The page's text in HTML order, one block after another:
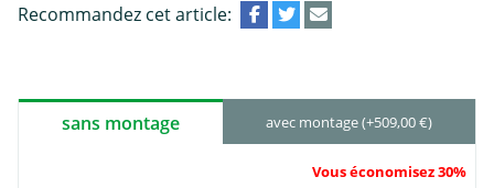
Recommandez cet article:
sans montage avec montage (+509,00 €)
Vous économisez 30%